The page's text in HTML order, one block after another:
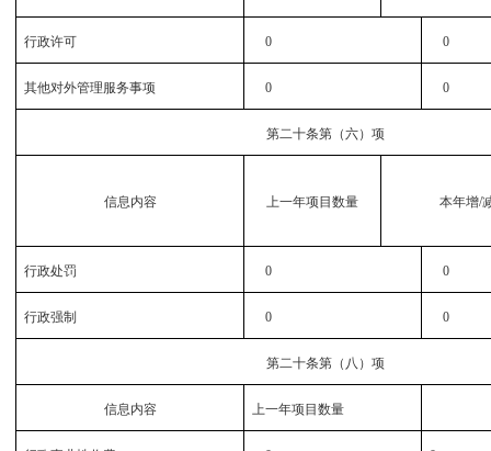
行政许可 0 0
其他对外管理服务事项 0 0
第二十条第（六）项
信息内容 上一年项目数量 本年增/
行政处罚 0 0
行政强制 0 0
第二十条第（八）项
信息内容 上一年项目数量